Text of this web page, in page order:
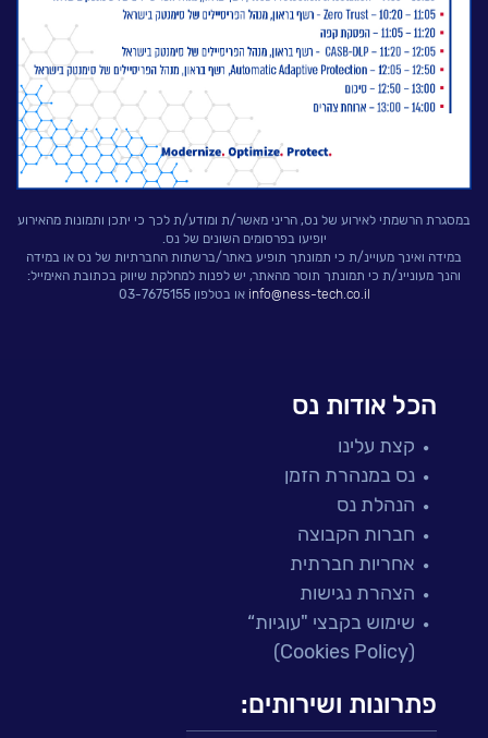
לעבוד בנס
אירועים וכנסים
פודקאסט
וובינרים מומלצים
דברו איתנו
במסגרת הרשמתי לאירוע של נס, הריני מאשר/ת ומודע/ת לכך כי יתכן ותמונות מהאירוע
יופיעו בפרסומים השונים של נס.
במידה ואינך מעויינ/ת כי תמונתך תופיע באתר/ברשתות החברתיות של נס או במידה
והנך מעוניינ/ת כי תמונתך תוסר מהאתר, יש לפנות למחלקת שיווק בכתובת האימייל:
info@ness-tech.co.il או בטלפון 03-7675155
הכל אודות נס
קצת עלינו
נס במנהרת הזמן
הנהלת נס
חברות הקבוצה
אחריות חברתית
הצהרת נגישות
שימוש בקבצי "עוגיות“
(Cookies Policy)
פתרונות ושירותים: